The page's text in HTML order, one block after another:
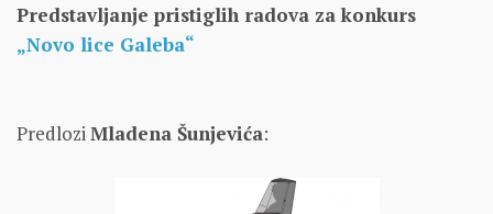
Predstavljanje pristiglih radova za konkurs
„Novo lice Galeba“
PredloziMladena Šunjevića: